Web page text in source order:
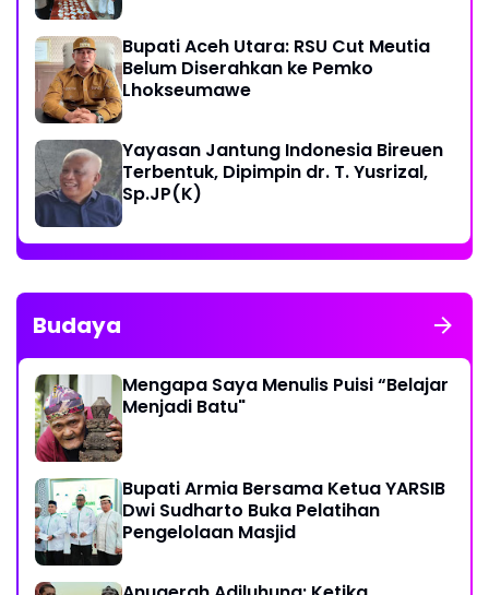
Bupati Aceh Utara: RSU Cut Meutia
Belum Diserahkan ke Pemko
Lhokseumawe
Yayasan Jantung Indonesia Bireuen
Terbentuk, Dipimpin dr. T. Yusrizal,
Sp.JP(K)
Budaya
Mengapa Saya Menulis Puisi “Belajar
Menjadi Batu"
Bupati Armia Bersama Ketua YARSIB
Dwi Sudharto Buka Pelatihan
Pengelolaan Masjid